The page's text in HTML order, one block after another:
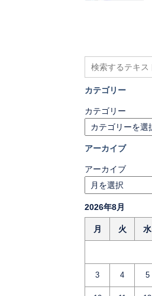
カテゴリー
カテゴリー
アーカイブ
アーカイブ
2026年8月
月 火 水
3 4 5